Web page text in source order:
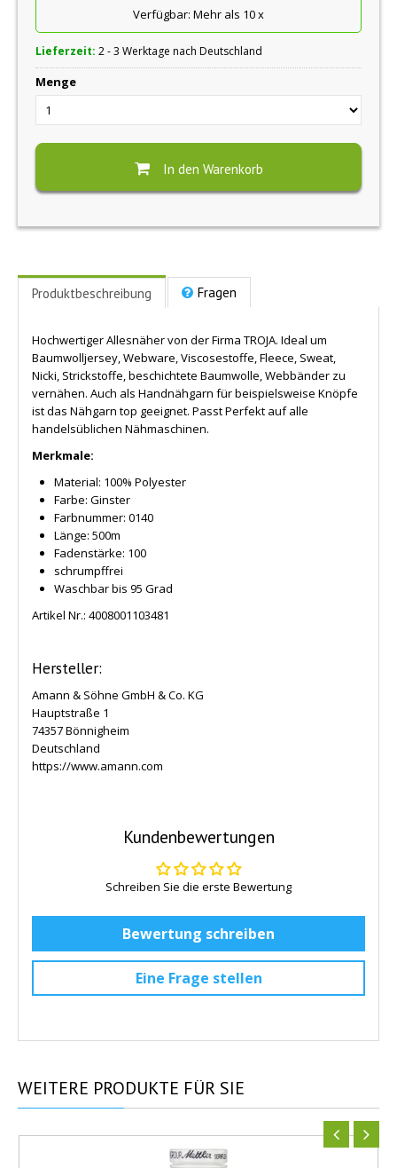
Verfügbar: Mehr als 10x
Lieferzeit:2 - 3 Werktage nach Deutschland
Menge
In den Warenkorb
Produktbeschreibung Fragen
Hochwertiger Allesnäher von der Firma TROJA. Ideal um
Baumwolljersey, Webware, Viscosestoffe, Fleece, Sweat,
Nicki, Strickstoffe, beschichtete Baumwolle, Webbänder zu
vernähen. Auch als Handnähgarn für beispielsweise Knöpfe
ist das Nähgarn top geeignet. Passt Perfekt auf alle
handelsüblichen Nähmaschinen.
Merkmale:
Material: 100% Polyester
Farbe: Ginster
Farbnummer: 0140
Länge: 500m
Fadenstärke: 100
schrumpffrei
Waschbar bis 95 Grad
Artikel Nr.: 4008001103481
Hersteller:
Amann & Söhne GmbH & Co. KG
Hauptstraße 1
74357 Bönnigheim
Deutschland
https://www.amann.com
Kundenbewertungen
Schreiben Sie die erste Bewertung
Bewertung schreiben
Eine Frage stellen
WEITERE PRODUKTE FÜR SIE